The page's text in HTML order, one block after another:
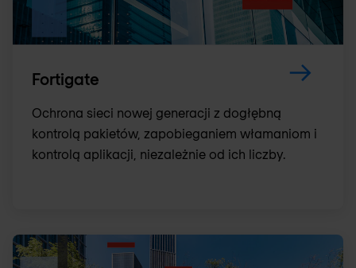
Fortigate
Ochrona sieci nowej generacji z dogłębną
kontrolą pakietów, zapobieganiem włamaniom i
kontrolą aplikacji, niezależnie od ich liczby.